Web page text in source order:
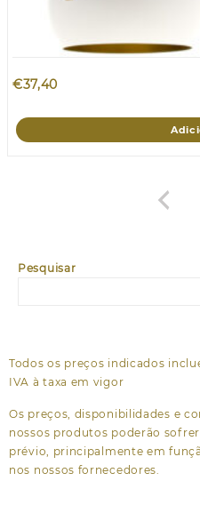
Pesquisar
€37,40
Todos os preços indicados
IVA à taxa em vigor
Os preços, disponibilidades e
nossos produtos poderão
prévio, principalmente em
nos nossos fornecedores.